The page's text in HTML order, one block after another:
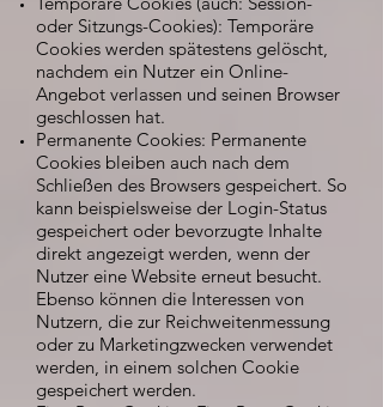
oder Sitzungs-Cookies): Temporäre
Cookies werden spätestens gelöscht,
nachdem ein Nutzer ein Online-
Angebot verlassen und seinen Browser
geschlossen hat.
Permanente Cookies: Permanente
Cookies bleiben auch nach dem
Schließen des Browsers gespeichert. So
kann beispielsweise der Login-Status
gespeichert oder bevorzugte Inhalte
direkt angezeigt werden, wenn der
Nutzer eine Website erneut besucht.
Ebenso können die Interessen von
Nutzern, die zur Reichweitenmessung
oder zu Marketingzwecken verwendet
werden, in einem solchen Cookie
gespeichert werden.